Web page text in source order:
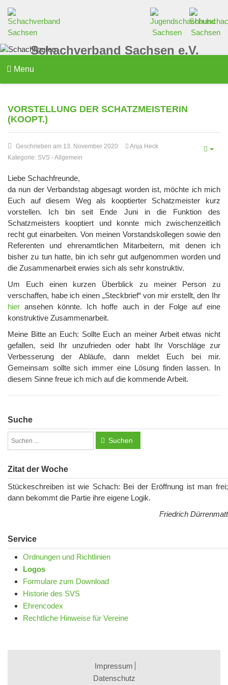
Schachverband Sachsen e.V.
Menu
VORSTELLUNG DER SCHATZMEISTERIN
(KOOPT.)
Geschrieben am 13. November 2020
Anja Heck
Kategorie: SVS -Allgemein
Liebe Schachfreunde,
da nun der Verbandstag abgesagt worden ist, möchte ich mich
Euch auf diesem Weg als kooptierter Schatzmeister kurz
vorstellen. Ich bin seit Ende Juni in die Funktion des
Schatzmeisters kooptiert und konnte mich zwischenzeitlich
recht gut einarbeiten. Von meinen Vorstandskollegen sowie den
Referenten und ehrenamtlichen Mitarbeitern, mit denen ich
bisher zu tun hatte, bin ich sehr gut aufgenommen worden und
die Zusammenarbeit erwies sich als sehr konstruktiv.
Um Euch einen kurzen Überblick zu meiner Person zu
verschaffen, habe ich einen „Steckbrief“ von mir erstellt, den Ihr
hier ansehen könnte. Ich hoffe auch in der Folge auf eine
konstruktive Zusammenarbeit.
Meine Bitte an Euch: Sollte Euch an meiner Arbeit etwas nicht
gefallen, seid Ihr unzufrieden oder habt Ihr Vorschläge zur
Verbesserung der Abläufe, dann meldet Euch bei mir.
Gemeinsam sollte sich immer eine Lösung finden lassen. In
diesem Sinne freue ich mich auf die kommende Arbeit.
Suche
Suchen
Zitat der Woche
Stückeschreiben ist wie Schach: Bei der Eröffnung ist man frei;
dann bekommt die Partie ihre eigene Logik.
Friedrich Dürrenmatt
Service
Ordnungen und Richtlinien
Logos
Formulare zum Download
Historie des SVS
Ehrencodex
Rechtliche Hinweise für Vereine
Impressum
Datenschutz